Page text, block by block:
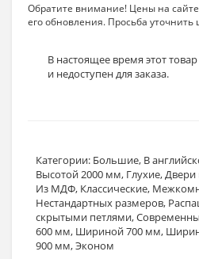
Обратите внимание! Цены на сайте
его обновления. Просьба
В настоящее время этот товар
и недоступен для заказа.
Категории: Большие, В
Высотой 2000 мм, Глухие, Двери
Из МДФ, Классические,
Нестандартных размеров,
скрытыми петлями,
600 мм, Шириной 700 мм,
900 мм,Эконом